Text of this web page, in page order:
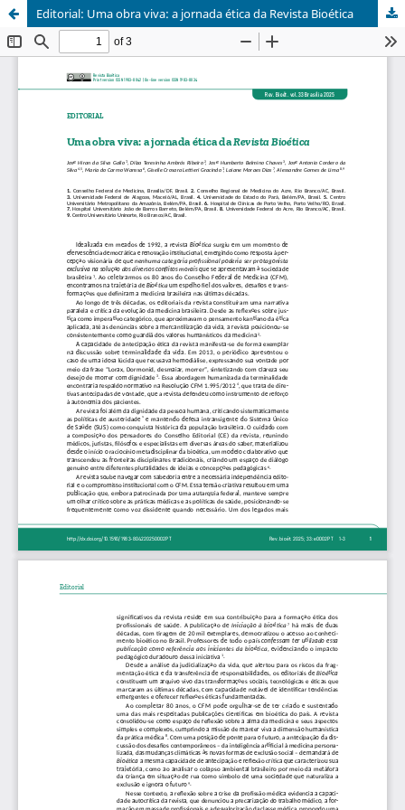
Editorial: Uma obra viva: a jornada ética da Revista Bioética